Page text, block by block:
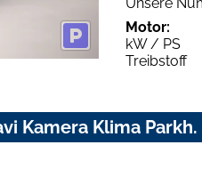
Motor:
kW / PS
Treibstoff
Kamera Klima Parkh.